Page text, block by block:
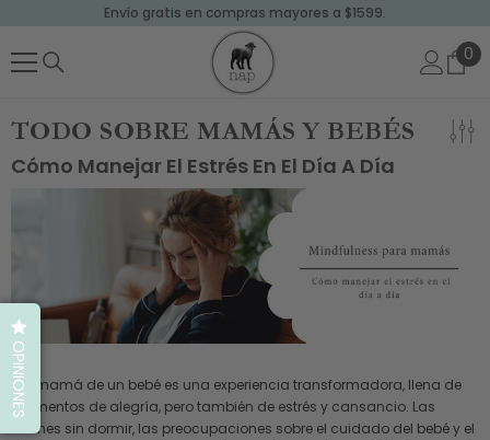
SALTAR AL CONTENIDO
Envío gratis en compras mayores a $1599.
00
TODO SOBRE MAMÁS Y BEBÉS
Cómo Manejar El Estrés En El Día A Día
Ser mamá de un bebé es una experiencia transformadora, llena de
momentos de alegría, pero también de estrés y cansancio. Las
noches sin dormir, las preocupaciones sobre el cuidado del bebé y el
OPINIONES